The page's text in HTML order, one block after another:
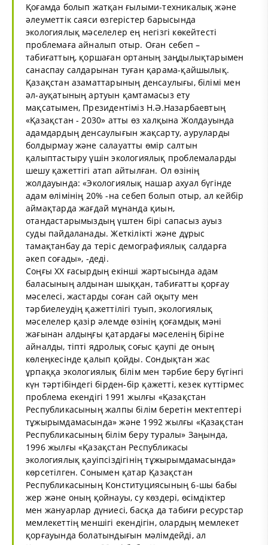
Қоғамда болып жатқан ғылыми-техникалық және
әлеуметтік саяси өзгерістер барысында
экологиялық мәселелер ең негізгі көкейтесті
проблемаға айналып отыр. Оған себеп –
табиғаттың, қоршаған ортаның заңдылықтарымен
санаспау салдарынан туған қарама-қайшылық.
Қазақстан азаматтарының денсаулығы, білімі мен
әл-ауқатының артуын қамтамасыз ету
мақсатымен, Президентіміз Н.Ә.Назарбаевтың
«Қазақстан - 2030» атты өз халқына Жолдауында
адамдардың денсаулығын жақсарту, ауруларды
болдырмау және салауатты өмір салтын
қалыптастыру үшін экологиялық проблемаларды
шешу қажеттігі атап айтылған. Ол өзінің
жолдауында: «Экологиялық нашар ахуал бүгінде
адам өлімінің 20% -на себеп болып отыр, ал кейбір
аймақтарда жағдай мұнанда қиын,
отандастарымыздың үштен бірі сапасыз ауыз
суды пайдаланады. Жеткілікті және дұрыс
тамақтанбау да теріс демографиялық салдарға
әкеп соғады», -деді.
Соңғы ХХ ғасырдың екінші жартысында адам
баласының алдынан шыққан, табиғатты қорғау
мәселесі, жастарды соған сай оқыту мен
тәрбиелеудің қажеттілігі туып, экологиялық
мәселелер қазір әлемде өзінің қоғамдық мәні
жағынан алдыңғы қатардағы мәселенің біріне
айналды, тіпті ядролық соғыс қаупі де оның
көлеңкесінде қалып қойды. Сондықтан жас
ұрпаққа экологиялық білім мен тәрбие беру бүгінгі
күн тәртібіндегі бірден-бір қажетті, кезек күттірмес
проблема екендігі 1991 жылғы «Қазақстан
Республикасының жалпы білім беретін мектептері
тұжырымдамасында» және 1992 жылғы «Қазақстан
Республикасының білім беру туралы» Заңында,
1996 жылғы «Қазақстан Республикасы
экологиялық қауіпсіздігінің тұжырымдамасында»
көрсетілген. Сонымен қатар Қазақстан
Республикасының Конституциясының 6-шы бабы
жер және оның қойнауы, су көздері, өсімдіктер
мен жануарлар дүниесі, басқа да табиғи ресурстар
мемлекеттің меншігі екендігін, олардың мемлекет
қорғауында болатындығын мәлімдейді, ал